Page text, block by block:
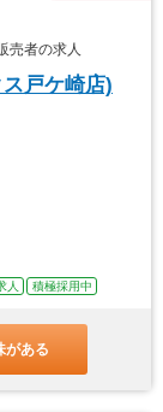
売者の求人
戸ケ崎店)
人 積極採用中
がある